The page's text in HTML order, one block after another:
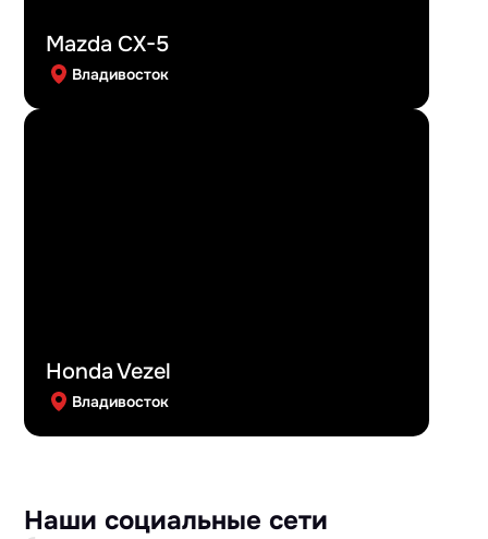
Mazda CX-5
Владивосток
Honda Vezel
Владивосток
Наши социальные сети